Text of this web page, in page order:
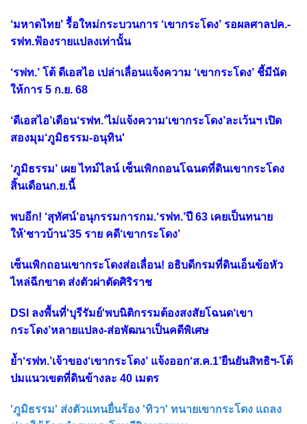
‘มหาดไทย’ รื้อใหม่กระบวนการ ‘เขากระโดง’ รอผลศาลปค.-
รฟท.ฟ้องรายแปลงเท่านั้น
‘รฟท.’ โต้ ดีเอสไอ เปล่าเลื่อนแจ้งความ ‘เขากระโดง’ ชี้มีนัด
ให้การ 5 ก.ย. 68
‘ดีเอสไอ’เตือน‘รฟท.’ไม่แจ้งความ‘เขากระโดง’ละเว้นฯ เปิด
สองมุม‘ภูมิธรรม-อนุทิน'
‘ภูมิธรรม’ เผย ไทม์ไลน์ เซ็นเพิกถอนโฉนดที่ดินเขากระโดง
สิ้นเดือนก.ย.นี้
พบอีก! ‘สุทัศน์’อนุกรรมการกม.‘รฟท.’ปี 63 เคยเป็นทนาย
ให้‘ชาวบ้าน’35 ราย คดี‘เขากระโดง’
เซ็นเพิกถอนเขากระโดงส่อเลื่อน! อธิบดีกรมที่ดินเอ็นข้อหัว
ไหล่ฉีกขาด ส่งตัวผ่าตัดศิริราช
DSI ลงพื้นที่'บุรีรัมย์'พบนิติกรรมต้องสงสัยโฉนด‘เขา
กระโดง’หลายแปลง-ส่อพัฒนาเป็นคดีพิเศษ
ย้ำ‘รฟท.’เจ้าของ‘เขากระโดง’ แจ้งออก‘ส.ค.1’ยืนยันสิทธิฯ-โต้
ปมแนวเขตที่ดินข้างละ 40 เมตร
'ภูมิธรรม' ส่งตัวแทนยื่นร้อง 'ทิวา' ทนายเขากระโดง แถลง